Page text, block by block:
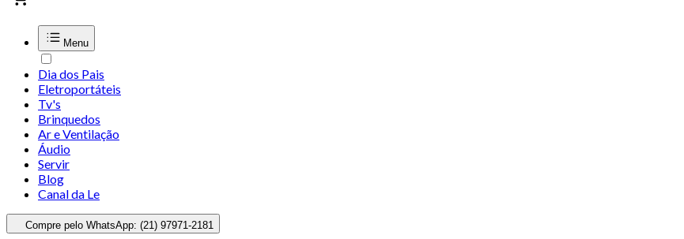
Menu
Dia dos Pais
Eletroportáteis
Tv's
Brinquedos
Ar e Ventilação
Áudio
Servir
Blog
Canal da Le
Compre pelo WhatsApp: (21) 97971-2181